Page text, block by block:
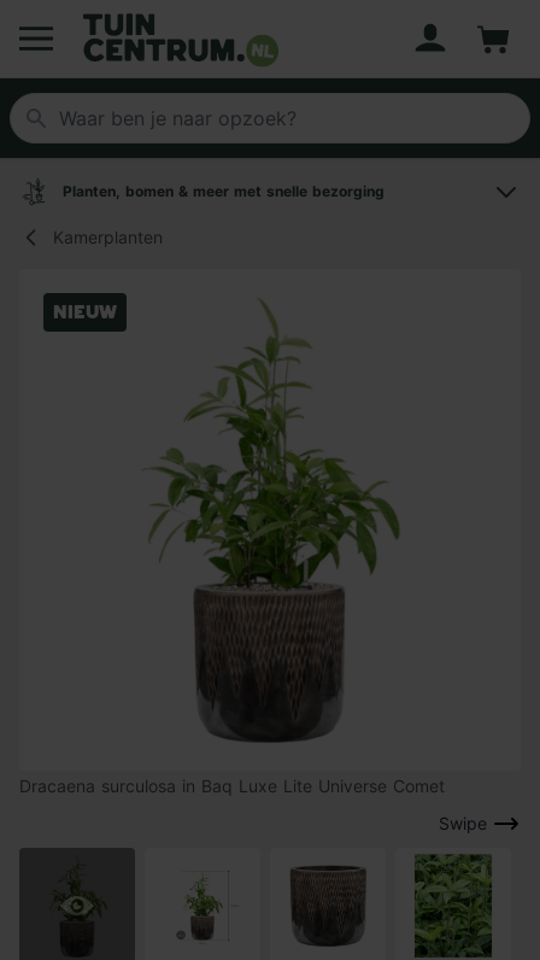
Logo Tuincentrum.nl
Planten, bomen & meer met snelle bezorging
Kamerplanten
Swipe
Nieuw
Dracaena surculosa in Baq Luxe Lite Universe Comet